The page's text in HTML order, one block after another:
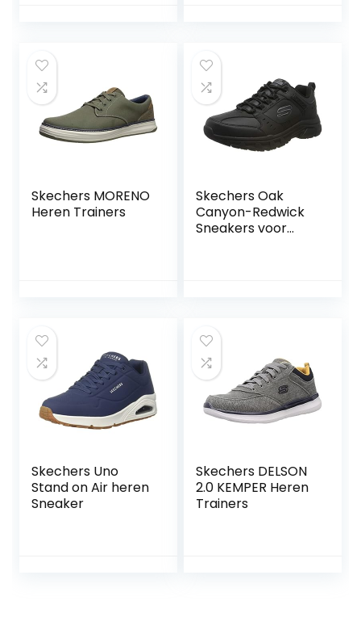
Skechers MORENO
Heren Trainers
Skechers Oak
Canyon-Redwick
Sneakers voor
Skechers Uno
Stand on Air heren
Sneaker
Skechers DELSON
2.0 KEMPER Heren
Trainers